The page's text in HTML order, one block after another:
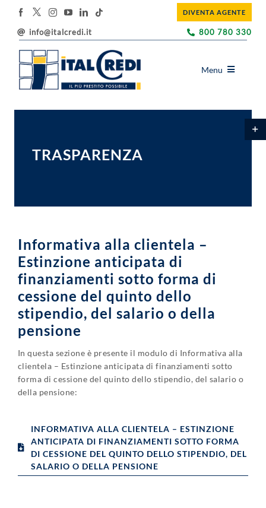
contenuto
DIVENTA AGENTE
info@italcredi.it 800 780 330
Menu
EDUCAZIONE FINANZIARIA
DOVE SIAMO
LAVORA CON NOI
CONTATTI
TRASPARENZA
Informativa alla clientela –
Estinzione anticipata di
finanziamenti sotto forma di
cessione del quinto dello
stipendio, del salario o della
pensione
In questa sezione è presente il modulo di Informativa alla
clientela – Estinzione anticipata di finanziamenti sotto
forma di cessione del quinto dello stipendio, del salario o
della pensione:
INFORMATIVA ALLA CLIENTELA – ESTINZIONE
ANTICIPATA DI FINANZIAMENTI SOTTO FORMA
DI CESSIONE DEL QUINTO DELLO STIPENDIO, DEL
SALARIO O DELLA PENSIONE